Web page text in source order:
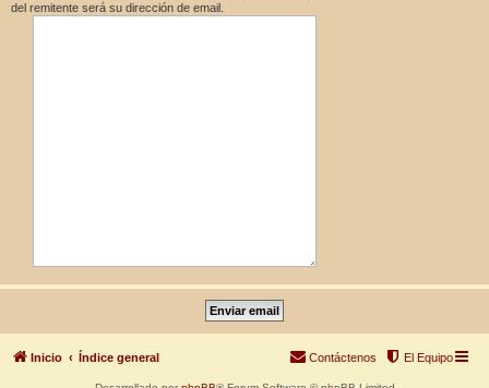
del remitente será su dirección de email.
Inicio Índice general El Equipo
Contáctenos